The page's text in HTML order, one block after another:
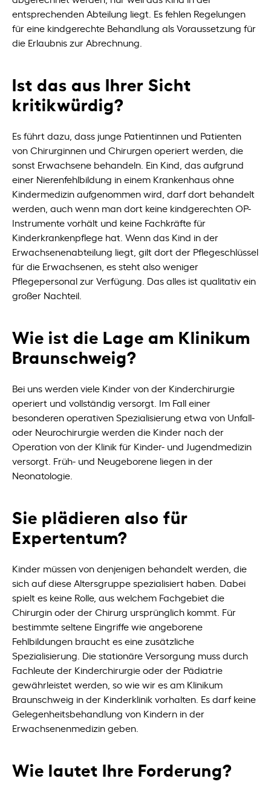
entsprechenden Abteilung liegt. Es fehlen Regelungen
für eine kindgerechte Behandlung als Voraussetzung für
die Erlaubnis zur Abrechnung.
Ist das aus Ihrer Sicht
kritikwürdig?
Es führt dazu, dass junge Patientinnen und Patienten
von Chirurginnen und Chirurgen operiert werden, die
sonst Erwachsene behandeln. Ein Kind, das aufgrund
einer Nierenfehlbildung in einem Krankenhaus ohne
Kindermedizin aufgenommen wird, darf dort behandelt
werden, auch wenn man dort keine kindgerechten OP-
Instrumente vorhält und keine Fachkräfte für
Kinderkrankenpflege hat. Wenn das Kind in der
Erwachsenenabteilung liegt, gilt dort der Pflegeschlüssel
für die Erwachsenen, es steht also weniger
Pflegepersonal zur Verfügung. Das alles ist qualitativ ein
großer Nachteil.
Wie ist die Lage am Klinikum
Braunschweig?
Bei uns werden viele Kinder von der Kinderchirurgie
operiert und vollständig versorgt. Im Fall einer
besonderen operativen Spezialisierung etwa von Unfall-
oder Neurochirurgie werden die Kinder nach der
Operation von der Klinik für Kinder- und Jugendmedizin
versorgt. Früh- und Neugeborene liegen in der
Neonatologie.
Sie plädieren also für
Expertentum?
Kinder müssen von denjenigen behandelt werden, die
sich auf diese Altersgruppe spezialisiert haben. Dabei
spielt es keine Rolle, aus welchem Fachgebiet die
Chirurgin oder der Chirurg ursprünglich kommt. Für
bestimmte seltene Eingriffe wie angeborene
Fehlbildungen braucht es eine zusätzliche
Spezialisierung. Die stationäre Versorgung muss durch
Fachleute der Kinderchirurgie oder der Pädiatrie
gewährleistet werden, so wie wir es am Klinikum
Braunschweig in der Kinderklinik vorhalten. Es darf keine
Gelegenheitsbehandlung von Kindern in der
Erwachsenenmedizin geben.
Wie lautet Ihre Forderung?